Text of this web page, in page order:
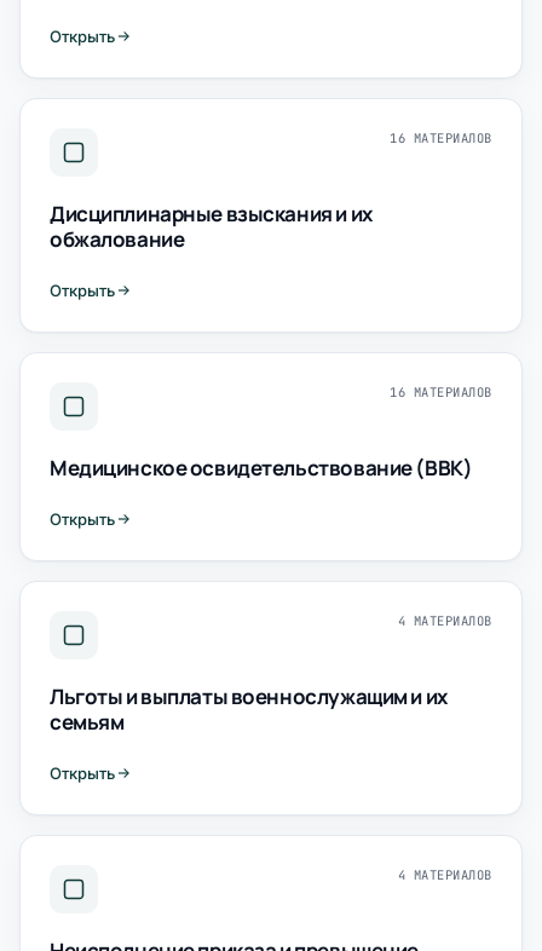
Открыть
16 МАТЕРИАЛОВ
Дисциплинарные взыскания и их
обжалование
Открыть
16 МАТЕРИАЛОВ
Медицинское освидетельствование (ВВК)
Открыть
4 МАТЕРИАЛОВ
Льготы и выплаты военнослужащим и их
семьям
Открыть
4 МАТЕРИАЛОВ